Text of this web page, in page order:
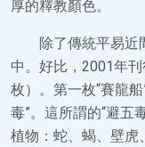
厚的釋教顏色。
除了傳統平易近
中。好比，2001年
枚）。第一枚“賽龍
毒”。這所謂的“避五
植物：蛇、蝎、壁虎